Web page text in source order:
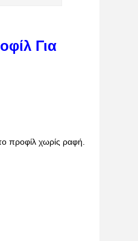
Για
προφίλ χωρίς ραφή.